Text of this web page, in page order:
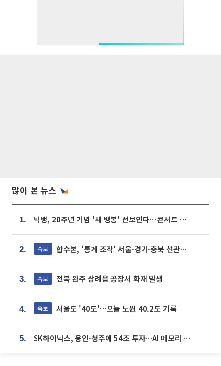
많이 본 뉴스
1. 빅뱅, 20주년 기념 '새 뱅봉' 선보인다⋯콘서트 앞두고 팝업 개최
2. 속보 합수본, '통계 조작' 서울·경기·충북 선관위 등 추가 압수수색
3. 속보 전북 완주 삼례읍 공장서 화재 발생
4. 속보 서울도 '40도'…오늘 노원 40.2도 기록
5. SK하이닉스, 용인·청주에 54조 투자…AI 메모리 생산기지 키운다